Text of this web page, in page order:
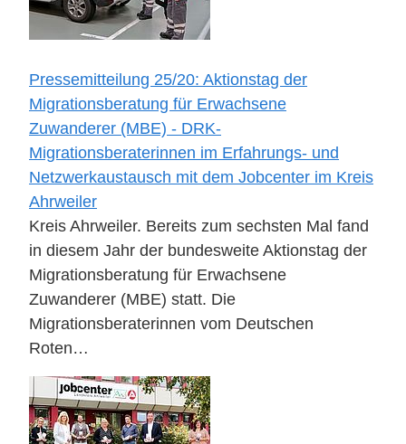
Pressemitteilung 25/20: Aktionstag der
Migrationsberatung für Erwachsene
Zuwanderer (MBE) - DRK-
Migrationsberaterinnen im Erfahrungs- und
Netzwerkaustausch mit dem Jobcenter im Kreis
Ahrweiler
Kreis Ahrweiler. Bereits zum sechsten Mal fand
in diesem Jahr der bundesweite Aktionstag der
Migrationsberatung für Erwachsene
Zuwanderer (MBE) statt. Die
Migrationsberaterinnen vom Deutschen
Roten…